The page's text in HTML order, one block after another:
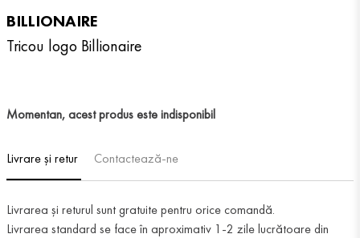
BILLIONAIRE
Tricou logo Billionaire
Momentan, acest produs este indisponibil
Livrare și retur Contactează-ne
Livrarea și returul sunt gratuite pentru orice comandă.
Livrarea standard se face în aproximativ 1-2 zile lucrătoare din